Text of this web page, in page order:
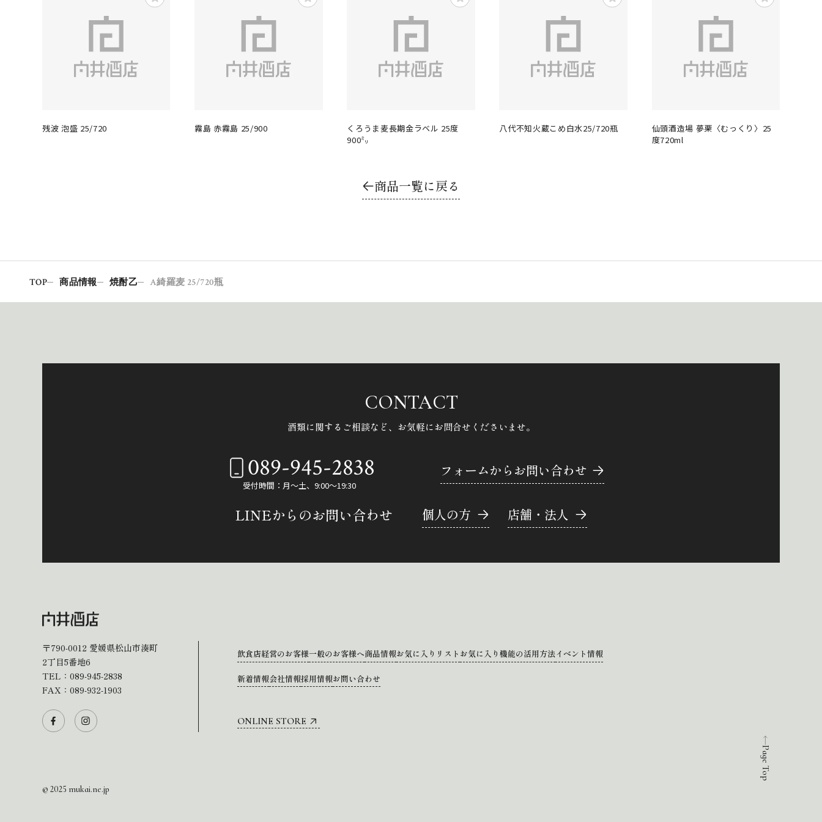
残波 泡盛 25/720 霧島 赤霧島 25/900
くろうま麦長期金ラベル 25度
900㍉
八代不知火蔵こめ白水25/720瓶
仙頭酒造場 夢栗〈むっくり〉25
度720ml
商品一覧に戻る
TOP 商品情報 焼酎乙 A綺羅麦 25/720瓶
Page Top
CONTACT
酒類に関するご相談など、 お気軽にお問合せくださいませ。
089-945-2838
受付時間：月～土、9:00～19:30
フォームからお問い合わせ
LINEからのお問い合わせ 個人の方 店舗・法人
〒790-0012 愛媛県松山市湊町
2丁目5番地6
TEL： 089-945-2838
FAX：089-932-1903
飲食店経営のお客様一般のお客様へ商品情報お気に入りリスト お気に入り機能の活用方法イベント情報
新着情報会社情報採用情報お問い合わせ
ONLINE STORE
© 2025 mukai.ne.jp